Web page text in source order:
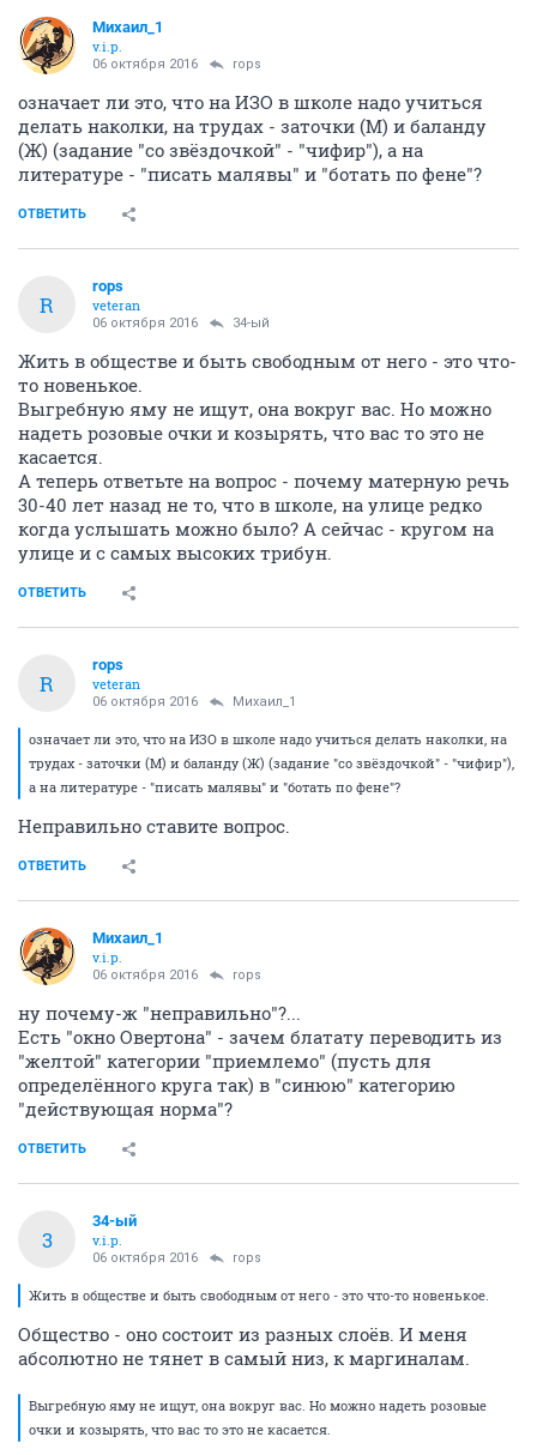
Михаил_1
v.i.p.
06 октября 2016 rops
означает ли это, что на ИЗО в школе надо учиться
делать наколки, на трудах - заточки (М) и баланду
(Ж) (задание "со звёздочкой" - "чифир"), а на
литературе - "писать малявы" и "ботать по фене"?
ОТВЕТИТЬ
R
rops
veteran
06 октября 2016 34-ый
Жить в обществе и быть свободным от него - это что-
то новенькое.
Выгребную яму не ищут, она вокруг вас. Но можно
надеть розовые очки и козырять, что вас то это не
касается.
А теперь ответьте на вопрос - почему матерную речь
30-40 лет назад не то, что в школе, на улице редко
когда услышать можно было? А сейчас - кругом на
улице и с самых высоких трибун.
ОТВЕТИТЬ
R
rops
veteran
06 октября 2016 Михаил_1
означает ли это, что на ИЗО в школе надо учиться делать наколки, на
трудах - заточки (М) и баланду (Ж) (задание "со звёздочкой" - "чифир"),
а на литературе - "писать малявы" и "ботать по фене"?
Неправильно ставите вопрос.
ОТВЕТИТЬ
Михаил_1
v.i.p.
06 октября 2016 rops
ну почему-ж "неправильно"?...
Есть "окно Овертона" - зачем блатату переводить из
"желтой" категории "приемлемо" (пусть для
определённого круга так) в "синюю" категорию
"действующая норма"?
ОТВЕТИТЬ
3
34-ый
v.i.p.
06 октября 2016 rops
Жить в обществе и быть свободным от него - это что-то новенькое.
Общество - оно состоит из разных слоёв. И меня
абсолютно не тянет в самый низ, к маргиналам.
Выгребную яму не ищут, она вокруг вас. Но можно надеть розовые
очки и козырять, что вас то это не касается.